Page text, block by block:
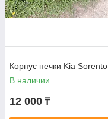
Корпус печки Kia Sorento
В наличии
12 000 ₸